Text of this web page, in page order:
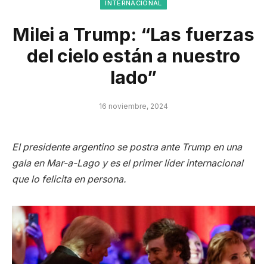
INTERNACIONAL
Milei a Trump: “Las fuerzas
del cielo están a nuestro
lado”
16 noviembre, 2024
El presidente argentino se postra ante Trump en una
gala en Mar-a-Lago y es el primer líder internacional
que lo felicita en persona.